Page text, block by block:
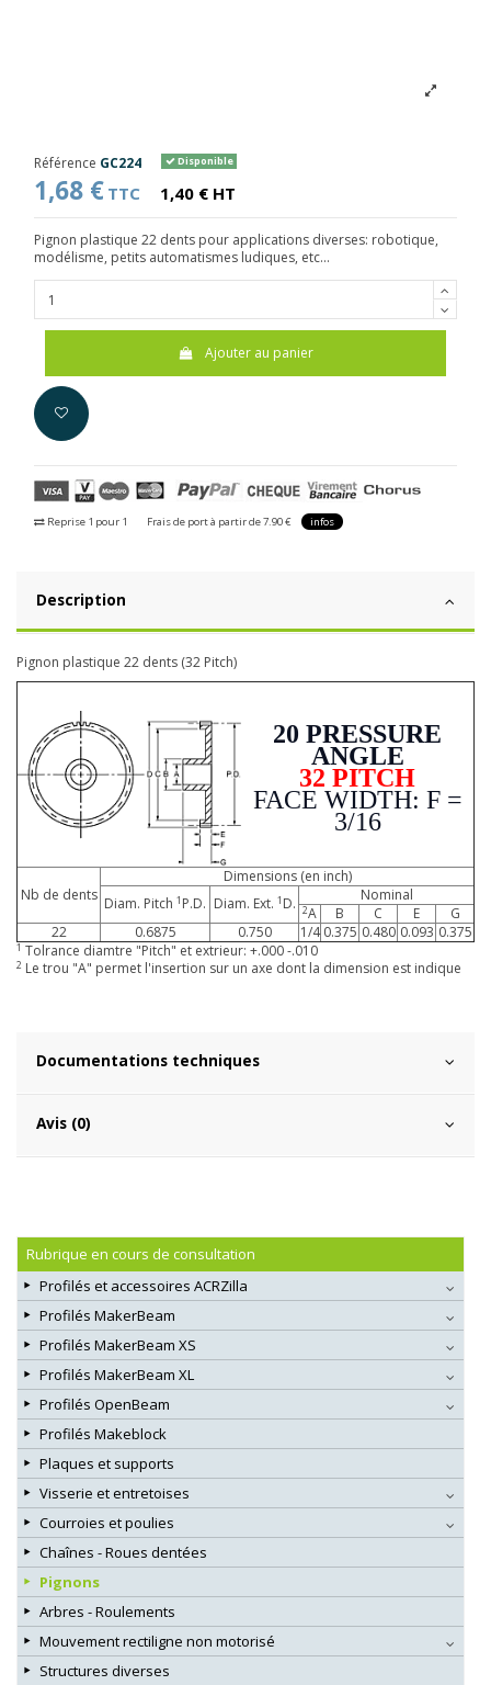
Référence GC224 Disponible
1,68 € TTC 1,40 € HT
Pignon plastique 22 dents pour applications diverses: robotique,
modélisme, petits automatismes ludiques, etc...
Ajouter au panier
Reprise 1 pour 1 Frais de port à partir de 7.90 € infos
Description
Pignon plastique 22 dents (32 Pitch)
20 PRESSURE
ANGLE
32 PITCH
FACE WIDTH: F =
3/16
Nb de dents
Dimensions (en inch)
Diam. Pitch 1 P.D. Diam. Ext. 1 D. Nominal
2A B C E
G
22
0.6875 0.750 1/4 0.375 0.480 0.093 0.375
1 Tolrance diamtre "Pitch" et extrieur: +.000 -.010
2 Le trou "A" permet l'insertion sur un axe dont la dimension est indique
Documentations techniques
Avis (0)
Rubrique en cours de consultation
Profilés et accessoires ACRZilla
Profilés MakerBeam
Profilés MakerBeam XS
Profilés MakerBeam XL
Profilés OpenBeam
Profilés Makeblock
Plaques et supports
Visserie et entretoises
Courroies et poulies
Chaînes - Roues dentées
Pignons
Arbres - Roulements
Mouvement rectiligne non motorisé
Structures diverses